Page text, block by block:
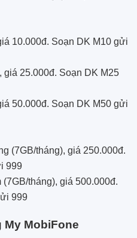
10.000đ. Soạn DK M10 gửi
giá 25.000đ. Soạn DK M25
50.000đ. Soạn DK M50 gửi
(7GB/tháng), giá 250.000đ.
999
(7GB/tháng), giá 500.000đ.
999
MobiFone